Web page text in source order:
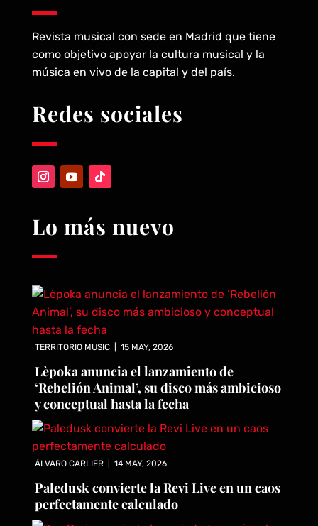
Revista musical con sede en Madrid que tiene
como objetivo apoyar la cultura musical y la
música en vivo de la capital y del país.
Redes sociales
Lo más nuevo
TERRITORIO MUSIC 15 MAY, 2026
Lèpoka anuncia el lanzamiento de
‘Rebelión Animal’, su disco más ambicioso
y conceptual hasta la fecha
ÁLVARO CARLIER 14 MAY, 2026
Paledusk convierte la Revi Live en un caos
perfectamente calculado